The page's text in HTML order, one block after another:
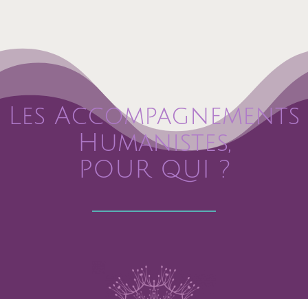
Les Accompagnements
Humanistes,
POUR QUI ?